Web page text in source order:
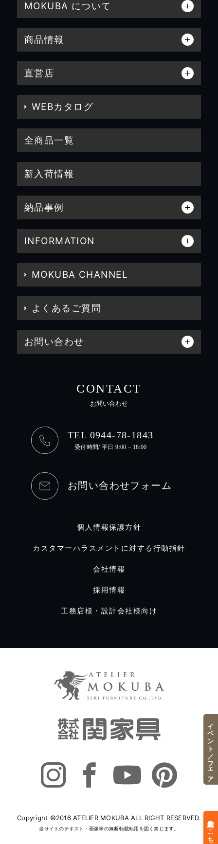
MOKUBA について
商品情報
直営店
WEBカタログ
全商品一覧
新入荷情報
納品事例
INFORMATION
MOKUBA CHANNEL
よくあるご質問
お問い合わせ
CONTACT
お問い合わせ
TEL 0944-78-1843
受付時間/ 平日 9:00 – 18:00
お問い合わせフォーム
個人情報保護方針
カスタマーハラスメントに対する行動指針
会社情報
採用情報
工務店様・設計会社様向け
Copyright ©2016 ATELIER MOKUBA ALL RIGHT RESERVED.
当サイトのテキスト・画像等の無断転載転用を固く禁じます。 来店予約はこちら
イベント／フェア